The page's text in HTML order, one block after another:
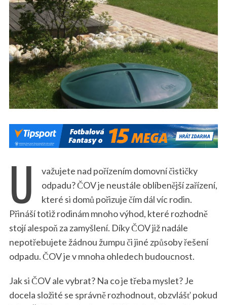
U
važujete nad pořízením domovní čističky
odpadu? ČOV je neustále oblíbenější zařízení,
které si domů pořizuje čím dál víc rodin.
Přináší totiž rodinám mnoho výhod, které rozhodně
stojí alespoň za zamyšlení. Díky ČOV již nadále
nepotřebujete žádnou žumpu či jiné způsoby řešení
odpadu. ČOV je v mnoha ohledech budoucnost.
Jak si ČOV ale vybrat? Na co je třeba myslet? Je
docela složité se správně rozhodnout, obzvlášť pokud